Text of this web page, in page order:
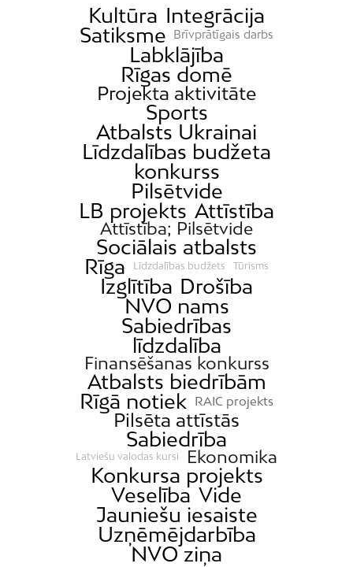
Kultūra Integrācija
Satiksme
Brīvprātīgais darbs
Labklājība
Rīgas domē
Projekta aktivitāte
Sports
Atbalsts Ukrainai
Līdzdalības budžeta
konkurss
Pilsētvide
LB projekts Attīstība
Attīstība; Pilsētvide
Sociālais atbalsts
Rīga
Līdzdalības budžets Tūrisms
Izglītība Drošība
NVO nams
Sabiedrības
līdzdalība
Finansēšanas konkurss
Atbalsts biedrībām
Rīgā notiek
RAIC projekts
Pilsēta attīstās
Sabiedrība
Latviešu valodas kursi Ekonomika
Konkursa projekts
Veselība Vide
Jauniešu iesaiste
Uzņēmējdarbība
NVO ziņa